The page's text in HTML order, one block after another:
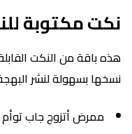
نكت مكتوبة
هذه باقة من النكت
نسخها بسهولة لنشر
ممرض أتزوج جاب